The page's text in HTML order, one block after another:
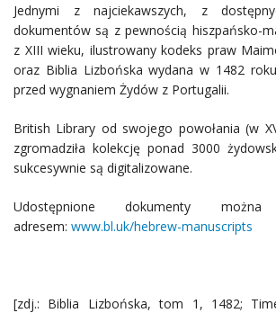
Jednymi z najciekawszych, z
dokumentów są z pewnością hiszpańsko-
z XIII wieku, ilustrowany kodeks praw
oraz Biblia Lizbońska wydana w 1482
przed wygnaniem Żydów z Portugalii.
British Library od swojego powołania (w
zgromadziła kolekcję ponad 3000
sukcesywnie są digitalizowane.
Udostępnione dokumenty
adresem: www.bl.uk/hebrew-manuscripts
[zdj.: Biblia Lizbońska, tom 1, 1482;